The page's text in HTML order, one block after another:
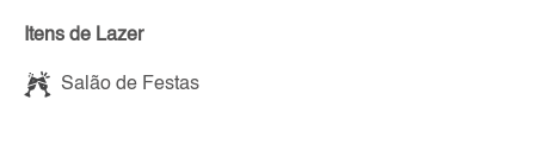
Itens de Lazer
Salão de Festas